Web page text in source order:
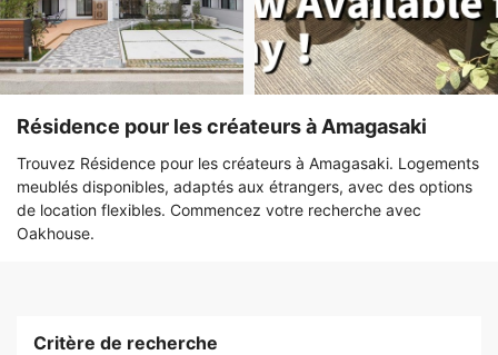
Résidence pour les créateurs à Amagasaki
Trouvez Résidence pour les créateurs à Amagasaki. Logements
meublés disponibles, adaptés aux étrangers, avec des options
de location flexibles. Commencez votre recherche avec
Oakhouse.
Critère de recherche